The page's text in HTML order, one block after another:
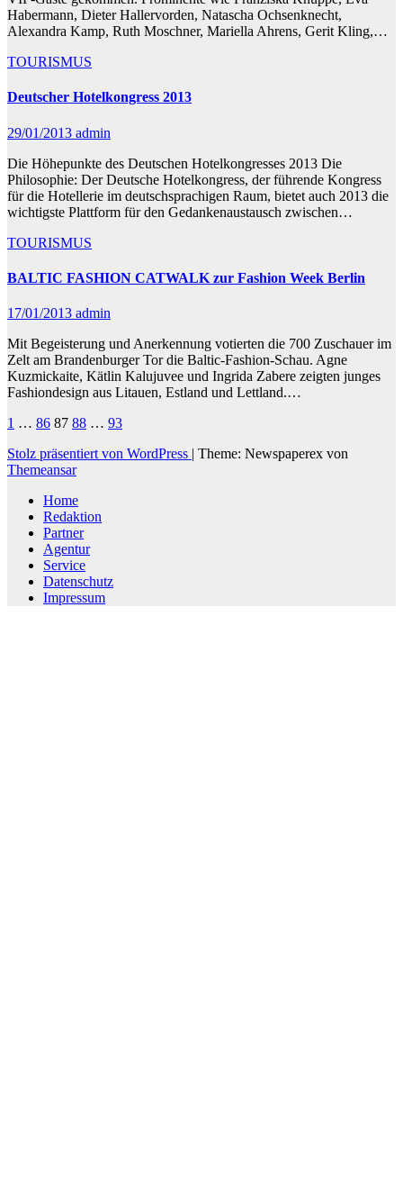
Habermann, Dieter Hallervorden, Natascha Ochsenknecht,
Alexandra Kamp, Ruth Moschner, Mariella Ahrens, Gerit Kling,…
TOURISMUS
Deutscher Hotelkongress 2013
29/01/2013 admin
Die Höhepunkte des Deutschen Hotelkongresses 2013 Die
Philosophie: Der Deutsche Hotelkongress, der führende Kongress
für die Hotellerie im deutschsprachigen Raum, bietet auch 2013 die
wichtigste Plattform für den Gedankenaustausch zwischen…
TOURISMUS
BALTIC FASHION CATWALK zur Fashion Week Berlin
17/01/2013 admin
Mit Begeisterung und Anerkennung votierten die 700 Zuschauer im
Zelt am Brandenburger Tor die Baltic-Fashion-Schau. Agne
Kuzmickaite, Kätlin Kalujuvee und Ingrida Zabere zeigten junges
Fashiondesign aus Litauen, Estland und Lettland.…
Seitennummerierung
der
Beiträge
1 … 86 87 88 … 93
Stolz präsentiert von WordPress | Theme: Newspaperex von
Themeansar
Home
Redaktion
Partner
Agentur
Service
Datenschutz
Impressum